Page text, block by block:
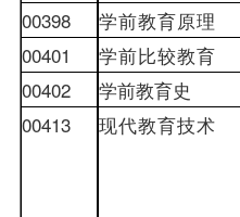
00398 学前教育原理
00401
学前比较教育
00402
学前教育史
00413
现代教育技术